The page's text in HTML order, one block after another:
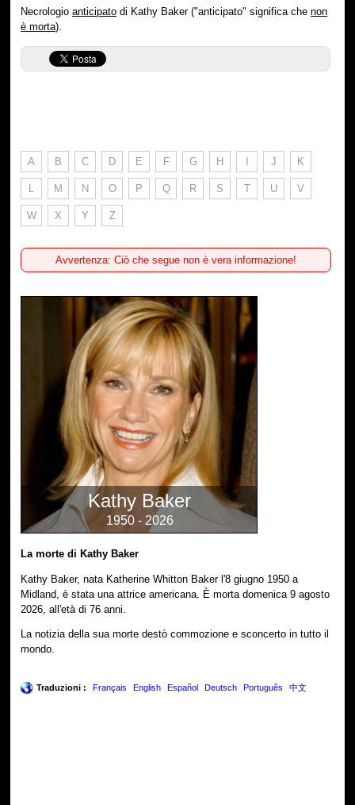
Necrologioanticipato di Kathy Baker ("anticipato" significa chenon
è morta).
A B C D E F G H I J K
L M N O P Q R S T U V
W X Y Z
Avvertenza: Ciò che segue non è vera informazione!
Kathy Baker
1950 - 2026
La morte di Kathy Baker
Kathy Baker, nata Katherine Whitton Baker l'8 giugno 1950 a
Midland, è stata una attrice americana. È morta domenica 9 agosto
2026, all'età di 76 anni.
La notizia della sua morte destò commozione e sconcerto in tutto il
mondo.
Traduzioni : Français English Español Deutsch Português 中文